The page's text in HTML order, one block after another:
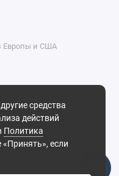
средства
действий
Политика
если
Европы и США